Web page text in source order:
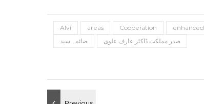
Alvi areas Cooperation enhanced
صائمہ سید
صدر مملکت ڈاکٹر عارف علوی